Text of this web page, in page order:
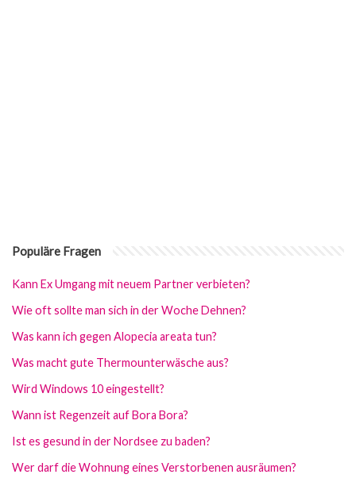
Populäre Fragen
Kann Ex Umgang mit neuem Partner verbieten?
Wie oft sollte man sich in der Woche Dehnen?
Was kann ich gegen Alopecia areata tun?
Was macht gute Thermounterwäsche aus?
Wird Windows 10 eingestellt?
Wann ist Regenzeit auf Bora Bora?
Ist es gesund in der Nordsee zu baden?
Wer darf die Wohnung eines Verstorbenen ausräumen?